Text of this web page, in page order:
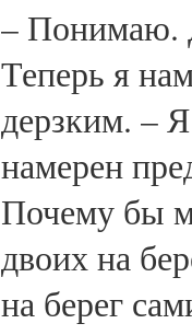
– Понимаю.
Теперь я
дерзким. –
намерен
Почему бы
двоих на
на берег